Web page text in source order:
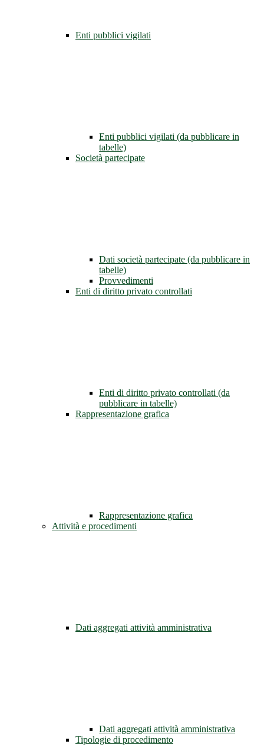
Enti pubblici vigilati
Enti pubblici vigilati (da pubblicare in
tabelle)
Società partecipate
Dati società partecipate (da pubblicare in
tabelle)
Provvedimenti
Enti di diritto privato controllati
Enti di diritto privato controllati (da
pubblicare in tabelle)
Rappresentazione grafica
Rappresentazione grafica
Attività e procedimenti
Dati aggregati attività amministrativa
Dati aggregati attività amministrativa
Tipologie di procedimento